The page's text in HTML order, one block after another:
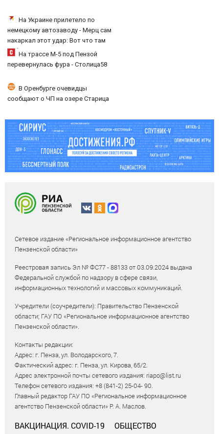
На Украине прилетело по
немецкому автозаводу - Мерц сам
накаркал этот удар: Вот что там
собирали
На трассе М-5 под Пензой
перевернулась фура - Столица58
В Оренбурге очевидцы
сообщают о ЧП на озере Старица
Сетевое издание «Региональное информационное агентство
Пензенской области»
Реестровая запись Эл № ФС77 - 88133 от 03.09.2024 выдана
Федеральной службой по надзору в сфере связи,
информационных технологий и массовых коммуникаций.
Учредители (соучредители): Правительство Пензенской
области; ГАУ ПО «Региональное информационное агентство
Пензенской области».
Контакты редакции:
Адрес: г. Пенза, ул. Володарского, 7.
Фактический адрес: г. Пенза, ул. Кирова, 65/2.
Адрес электронной почты сетевого издания: riapo@list.ru
Телефон сетевого издания: +8 (841-2) 25-04- 90.
Главный редактор ГАУ ПО «Региональное информационное
агентство Пензенской области» Р. А. Маслов.
ВАКЦИНАЦИЯ. COVID-19
ОБЩЕСТВО